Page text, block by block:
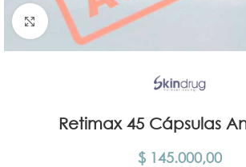
Click para agrandar
Retimax 45 Cápsulas
$145.000,00